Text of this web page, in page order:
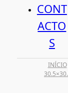
CONT
ACTO
S
INÍCIO